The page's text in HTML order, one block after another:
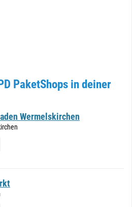
PaketShops in deiner
Wermelskirchen